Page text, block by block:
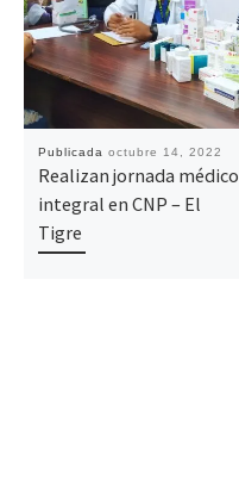
Publicada octubre 14, 2022
Realizan jornada médico
integral en CNP – El
Tigre